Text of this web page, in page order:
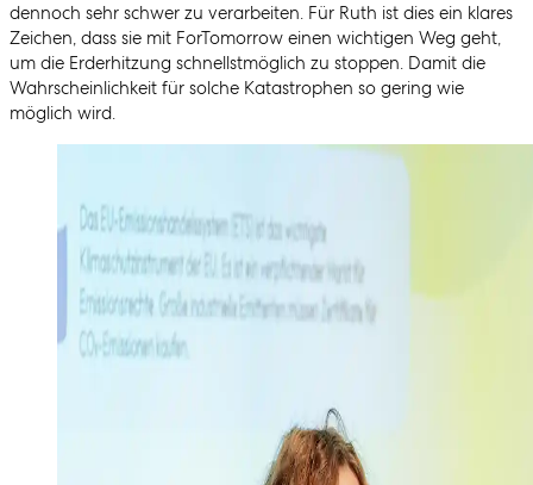
dennoch sehr schwer zu verarbeiten. Für Ruth ist dies ein klares
Zeichen, dass sie mit ForTomorrow einen wichtigen Weg geht,
um die Erderhitzung schnellstmöglich zu stoppen. Damit die
Wahrscheinlichkeit für solche Katastrophen so gering wie
möglich wird.